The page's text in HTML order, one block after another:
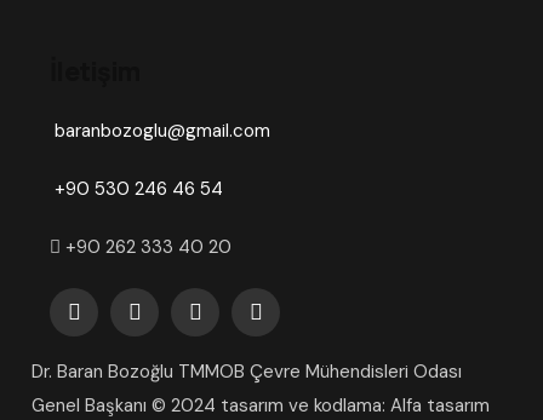
baranbozoglu@gmail.com
+90 530 246 46 54
+90 262 333 40 20
Dr. Baran Bozoğlu TMMOB Çevre Mühendisleri Odası
Genel Başkanı © 2024 tasarım ve kodlama: Alfa tasarım